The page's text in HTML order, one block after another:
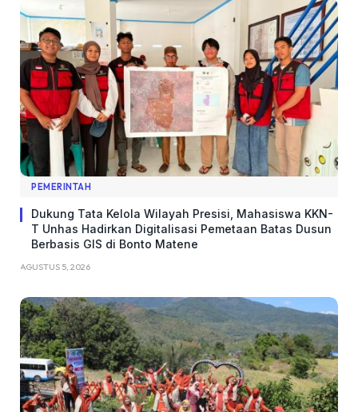
PEMERINTAH
Dukung Tata Kelola Wilayah Presisi, Mahasiswa KKN-
T Unhas Hadirkan Digitalisasi Pemetaan Batas Dusun
Berbasis GIS di Bonto Matene
AGUSTUS 5, 2026